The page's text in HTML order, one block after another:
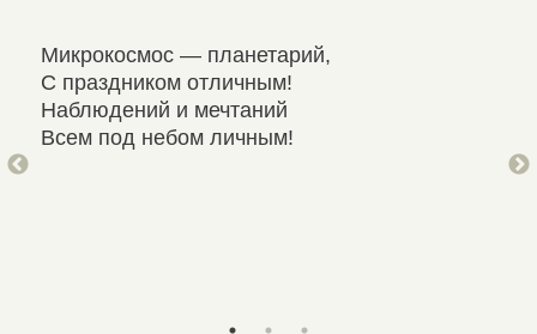
Микрокосмос — планетарий,
С праздником отличным!
Наблюдений и мечтаний
Всем под небом личным!